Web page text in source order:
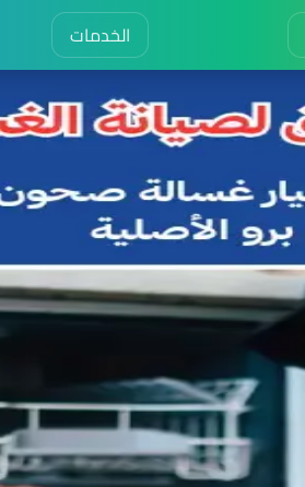
الخدمات